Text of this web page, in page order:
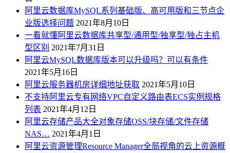
阿里云数据库MySQL系列基础版、高可用版和三节点企
业版选择问题 2021年8月10日
一看就懂阿里云数据库共享型/通用型/独享型/独占主机
型区别 2021年7月31日
阿里云MySQL数据库版本可以升级吗？可以有条件
2021年5月16日
阿里云服务器机房详细地址获取 2021年5月10日
不支持阿里云专有网络VPC自定义路由表ECS实例规格
列表 2021年4月12日
阿里云存储产品大全对象存储OSS/块存储/文件存储
NAS… 2021年4月1日
阿里云资源管理Resource Manager全局视角的云上资源概